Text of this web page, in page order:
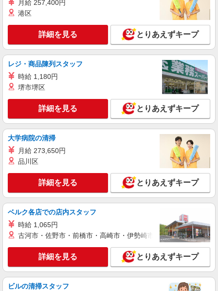
月給 257,400円
港区
詳細を見る とりあえずキープ
レジ・商品陳列スタッフ
時給 1,180円
堺市堺区
詳細を見る とりあえずキープ
大学病院の清掃
月給 273,650円
品川区
詳細を見る とりあえずキープ
ベルク各店での店内スタッフ
時給 1,065円
古河市・佐野市・前橋市・高崎市・伊勢崎市・太田市・館林市
詳細を見る とりあえずキープ
ビルの清掃スタッフ